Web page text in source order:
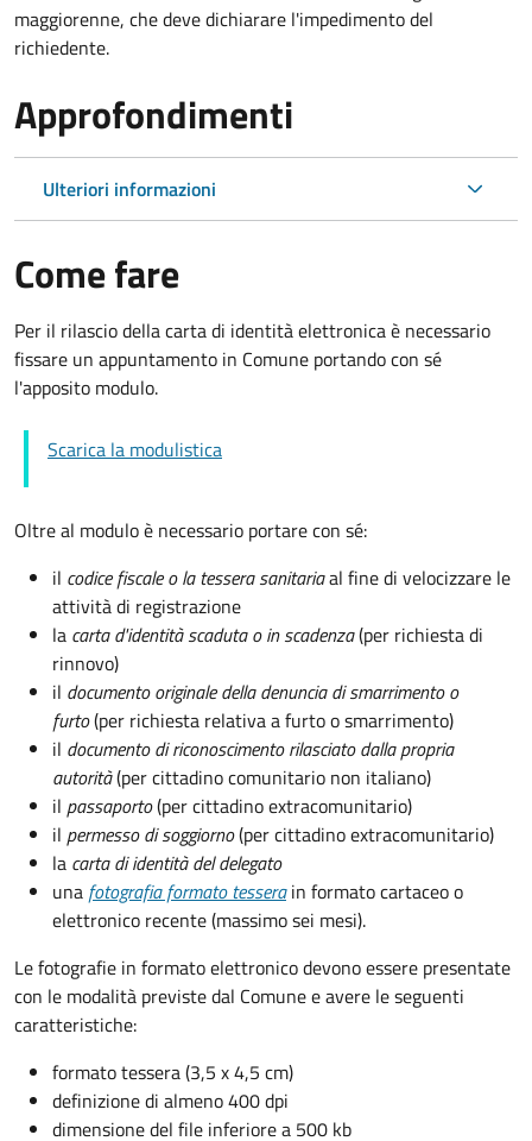
maggiorenne, che deve dichiarare l'impedimento del
richiedente.
Approfondimenti
Ulteriori informazioni
Come fare
Per il rilascio della carta di identità elettronica è necessario
fissare un appuntamento in Comune portando con sé
l'apposito modulo.
Scarica la modulistica
Oltre al modulo è necessario portare con sé:
il codice fiscale o la tessera sanitariaal fine di velocizzare le
attività di registrazione
la carta d'identità scaduta o in scadenza(per richiesta di
rinnovo)
il documento originale della denuncia di smarrimento o
furto(per richiesta relativa a furto o smarrimento)
il documento di riconoscimento rilasciato dalla propria
autorità(per cittadino comunitario non italiano)
il passaporto(per cittadino extracomunitario)
il permesso di soggiorno(per cittadino extracomunitario)
la carta di identità del delegato
una fotografia formato tessera in formato cartaceo o
elettronico recente (massimo sei mesi).
Le fotografie in formato elettronico devono essere presentate
con le modalità previste dal Comune e avere le seguenti
caratteristiche:
formato tessera (3,5 x 4,5 cm)
definizione di almeno 400 dpi
dimensione del file inferiore a 500 kb